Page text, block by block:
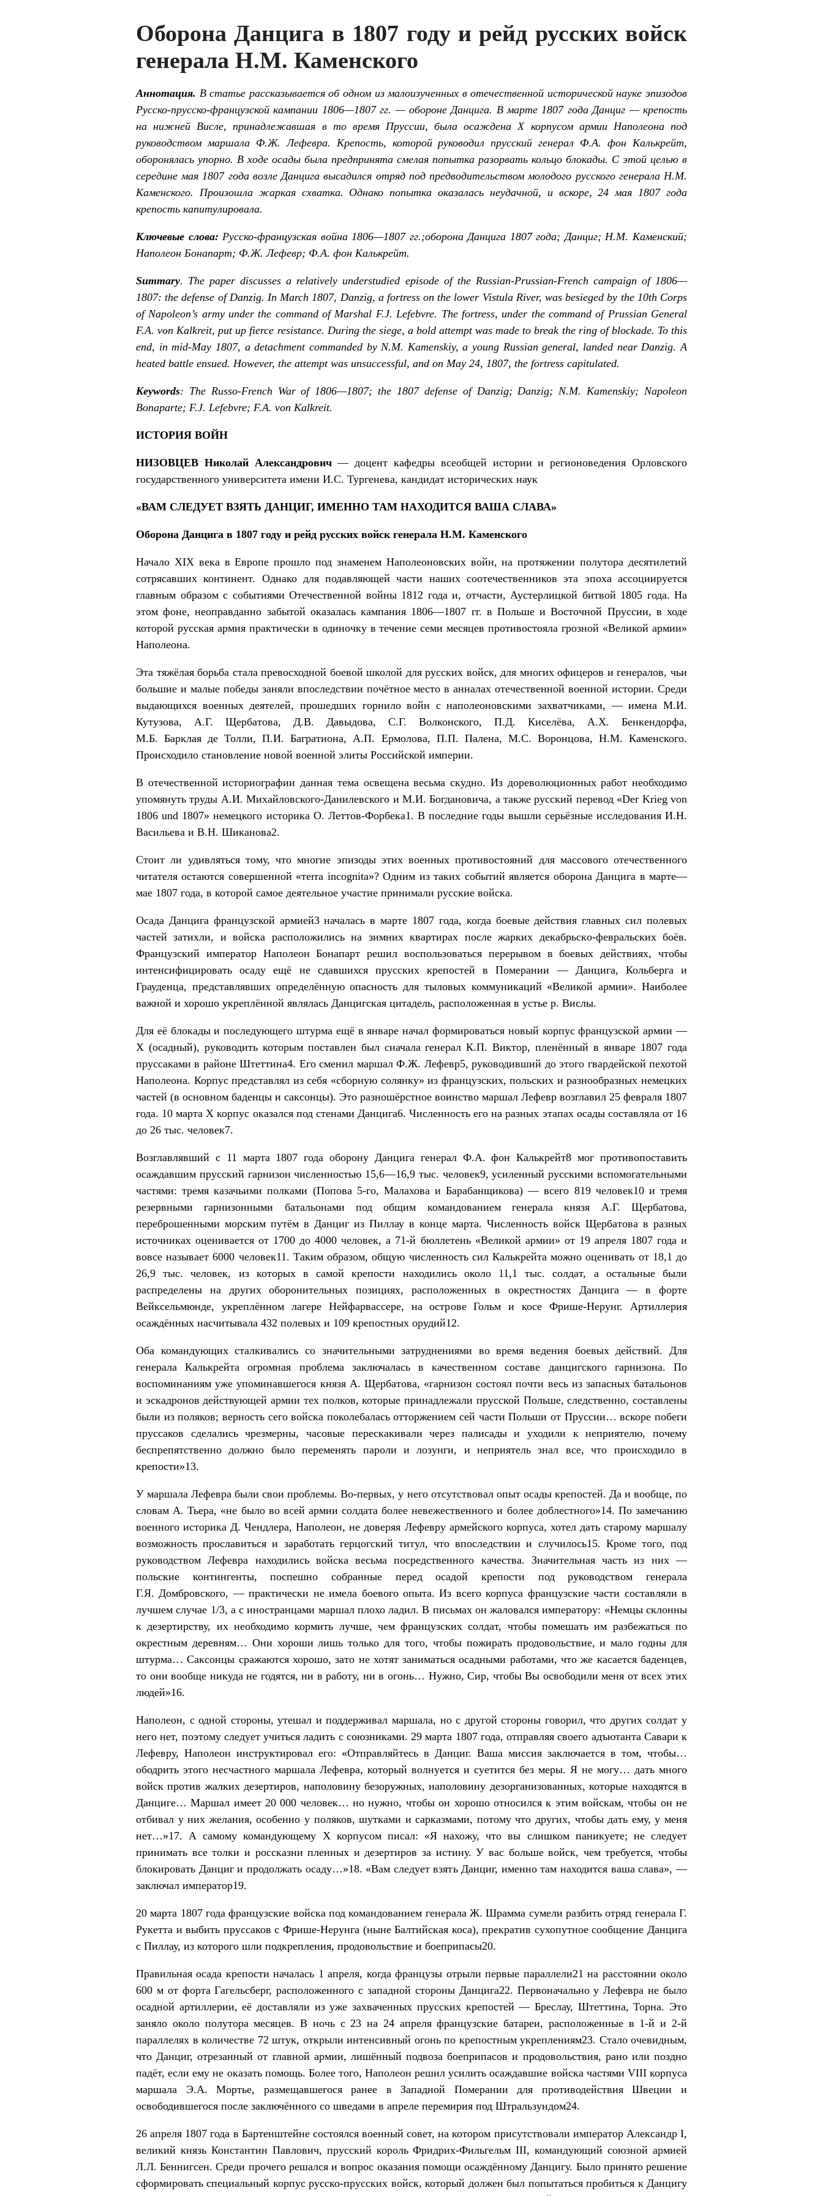
Оборона Данцига в 1807 году и рейд русских войск
генерала Н.М. Каменского
Аннотация. В статье рассказывается об одном из малоизученных в отечественной исторической науке эпизодов
Русско-прусско-французской кампании 1806—1807 гг. — обороне Данцига. В марте 1807 года Данциг — крепость
на нижней Висле, принадлежавшая в то время Пруссии, была осаждена Xкорпусом армии Наполеона под
руководством маршала Ф.Ж. Лефевра. Крепость, которой руководил прусский генерал Ф.А. фон Калькрейт,
оборонялась упорно. В ходе осады была предпринята смелая попытка разорвать кольцо блокады. С этой целью в
середине мая 1807 года возле Данцига высадился отряд под предводительством молодого русского генерала Н.М.
Каменского. Произошла жаркая схватка. Однако попытка оказалась неудачной, и вскоре, 24 мая 1807 года
крепость капитулировала.
Ключевые слова: Русско-французская война 1806—1807 гг.;оборона Данцига 1807 года; Данциг; Н.М. Каменский;
Наполеон Бонапарт; Ф.Ж. Лефевр; Ф.А. фон Калькрейт.
Summary. The paper discusses a relatively understudied episode of the Russian-Prussian-French campaign of 1806—
1807: the defense of Danzig. In March 1807, Danzig, a fortress on the lower Vistula River, was besieged by the 10th Corps
of Napoleon’s army under the command of Marshal F.J. Lefebvre. The fortress, under the command of Prussian General
F.A. von Kalkreit, put up fierce resistance. During the siege, a bold attempt was made to break the ring of blockade. To this
end, in mid-May 1807, a detachment commanded by N.M. Kamenskiy, a young Russian general, landed near Danzig. A
heated battle ensued. However, the attempt was unsuccessful, and on May 24, 1807, the fortress capitulated.
Keywords: The Russo-French War of 1806—1807; the 1807 defense of Danzig; Danzig; N.M. Kamenskiy; Napoleon
Bonaparte; F.J. Lefebvre; F.A. von Kalkreit.
ИСТОРИЯ ВОЙН
НИЗОВЦЕВ Николай Александрович— доцент кафедры всеобщей истории и регионоведения Орловского
государственного университета имени И.С. Тургенева, кандидат исторических наук
«ВАМ СЛЕДУЕТ ВЗЯТЬ ДАНЦИГ, ИМЕННО ТАМ НАХОДИТСЯ ВАША СЛАВА»
Оборона Данцига в 1807 году и рейд русских войск генерала Н.М. Каменского
Начало XIX века в Европе прошло под знаменем Наполеоновских войн, на протяжении полутора десятилетий
сотрясавших континент. Однако для подавляющей части наших соотечественников эта эпоха ассоциируется
главным образом с событиями Отечественной войны 1812 года и, отчасти, Аустерлицкой битвой 1805 года. На
этом фоне, неоправданно забытой оказалась кампания 1806—1807 гг. в Польше и Восточной Пруссии, в ходе
которой русская армия практически в одиночку в течение семи месяцев противостояла грозной «Великой армии»
Наполеона.
Эта тяжёлая борьба стала превосходной боевой школой для русских войск, для многих офицеров и генералов, чьи
большие и малые победы заняли впоследствии почётное место в анналах отечественной военной истории. Среди
выдающихся военных деятелей, прошедших горнило войн с наполеоновскими захватчиками, — имена М.И.
Кутузова, А.Г. Щербатова, Д.В. Давыдова, С.Г. Волконского, П.Д. Киселёва, А.Х. Бенкендорфа,
М.Б. Барклая де Толли, П.И. Багратиона, А.П. Ермолова, П.П. Палена, М.С. Воронцова, Н.М. Каменского.
Происходило становление новой военной элиты Российской империи.
В отечественной историографии данная тема освещена весьма скудно. Из дореволюционных работ необходимо
упомянуть труды А.И. Михайловского-Данилевского и М.И. Богдановича, а также русский перевод «Der Krieg von
1806 und 1807» немецкого историка О. Леттов-Форбека1. В последние годы вышли серьёзные исследования И.Н.
Васильева и В.Н. Шиканова2.
Стоит ли удивляться тому, что многие эпизоды этих военных противостояний для массового отечественного
читателя остаются совершенной «тerrа incognita»? Одним из таких событий является оборона Данцига в марте—
мае 1807 года, в которой самое деятельное участие принимали русские войска.
Осада Данцига французской армией3 началась в марте 1807 года, когда боевые действия главных сил полевых
частей затихли, и войска расположились на зимних квартирах после жарких декабрьскo-февральских боёв.
Французский император Наполеон Бонапарт решил воспользоваться перерывом в боевых действиях, чтобы
интенсифицировать осаду ещё не сдавшихся прусских крепостей в Померании — Данцига, Кольберга и
Грауденца, представлявших определённую опасность для тыловых коммуникаций «Великой армии». Наиболее
важной и хорошо укреплённой являлась Данцигская цитадель, расположенная в устье р. Вислы.
Для её блокады и последующего штурма ещё в январе начал формироваться новый корпус французской армии —
X (осадный), руководить которым поставлен был сначала генерал К.П. Виктор, пленённый в январе 1807 года
пруссаками в районе Штеттина4. Его сменил маршал Ф.Ж. Лефевр5, руководивший до этого гвардейской пехотой
Наполеона. Корпус представлял из себя «сборную солянку» из французских, польских и разнообразных немецких
частей (в основном баденцы и саксонцы). Это разношёрстное воинство маршал Лефевр возглавил 25 февраля 1807
года. 10 марта Х корпус оказался под стенами Данцига6. Численность его на разных этапах осады составляла от 16
до 26 тыс. человек7.
Возглавлявший с 11 марта 1807 года оборону Данцига генерал Ф.А. фон Калькрейт8 мог противопоставить
осаждавшим прусский гарнизон численностью 15,6—16,9 тыс. человек9, усиленный русскими вспомогательными
частями: тремя казачьими полками (Попова 5-го, Малахова и Барабанщикова) — всего 819 человек10 и тремя
резервными гарнизонными батальонами под общим командованием генерала князя А.Г. Щербатова,
переброшенными морским путём в Данциг из Пиллау в конце марта. Численность войск Щербатова в разных
источниках оценивается от 1700 до 4000 человек, а 71-й бюллетень «Великой армии» от 19 апреля 1807 года и
вовсе называет 6000 человек11. Таким образом, общую численность сил Калькрейта можно оценивать от 18,1 до
26,9 тыс. человек, из которых в самой крепости находились около 11,1 тыс. солдат, а остальные были
распределены на других оборонительных позициях, расположенных в окрестностях Данцига — в форте
Вейксельмюнде, укреплённом лагере Нейфарвассере, на острове Гольм и косе Фрише-Нерунг. Артиллерия
осаждённых насчитывала 432 полевых и 109 крепостных орудий12.
Оба командующих сталкивались со значительными затруднениями во время ведения боевых действий. Для
генерала Калькрейта огромная проблема заключалась в качественном составе данцигского гарнизона. По
воспоминаниям уже упоминавшегося князя А. Щербатова, «гарнизон состоял почти весь из запасных батальонов
и эскадронов действующей армии тех полков, которые принадлежали прусской Польше, следственно, составлены
были из поляков; верность сего войска поколебалась отторжением сей части Польши от Пруссии… вскоре побеги
пруссаков сделались чрезмерны, часовые перескакивали через палисады и уходили к неприятелю, почему
беспрепятственно должно было переменять пароли и лозунги, и неприятель знал все, что происходило в
крепости»13.
У маршала Лефевра были свои проблемы. Во-первых, у него отсутствовал опыт осады крепостей. Да и вообще, по
словам А. Тьера, «не было во всей армии солдата более невежественного и более доблестного»14. По замечанию
военного историка Д. Чендлера, Наполеон, не доверяя Лефевру армейского корпуса, хотел дать старому маршалу
возможность прославиться и заработать герцогский титул, что впоследствии и случилось15. Кроме того, под
руководством Лефевра находились войска весьма посредственного качества. Значительная часть из них —
польские контингенты, поспешно собранные перед осадой крепости под руководством генерала
Г.Я. Домбровского, — практически не имела боевого опыта. Из всего корпуса французские части составляли в
лучшем случае 1/3, а с иностранцами маршал плохо ладил. В письмах он жаловался императору: «Немцы склонны
к дезертирству, их необходимо кормить лучше, чем французских солдат, чтобы помешать им разбежаться по
окрестным деревням… Они хороши лишь только для того, чтобы пожирать продовольствие, и мало годны для
штурма… Саксонцы сражаются хорошо, зато не хотят заниматься осадными работами, что же касается баденцев,
то они вообще никуда не годятся, ни в работу, ни в огонь… Нужно, Сир, чтобы Вы освободили меня от всех этих
людей»16.
Наполеон, с одной стороны, утешал и поддерживал маршала, но с другой стороны говорил, что других солдат у
него нет, поэтому следует учиться ладить с союзниками. 29 марта 1807 года, отправляя своего адъютанта Савари к
Лефевру, Наполеон инструктировал его: «Отправляйтесь в Данциг. Ваша миссия заключается в том, чтобы…
ободрить этого несчастного маршала Лефевра, который волнуется и суетится без меры. Я не могу… дать много
войск против жалких дезертиров, наполовину безоружных, наполовину дезорганизованных, которые находятся в
Данциге… Маршал имеет 20 000 человек… но нужно, чтобы он хорошо относился к этим войскам, чтобы он не
отбивал у них желания, особенно у поляков, шутками и сарказмами, потому что других, чтобы дать ему, у меня
нет…»17. А самому командующему X корпусом писал: «Я нахожу, что вы слишком паникуете; не следует
принимать все толки и россказни пленных и дезертиров за истину. У вас больше войск, чем требуется, чтобы
блокировать Данциг и продолжать осаду…»18. «Вам следует взять Данциг, именно там находится ваша слава», —
заключал император19.
20 марта 1807 года французские войска под командованием генерала Ж. Шрамма сумели разбить отряд генерала Г.
Рукетта и выбить пруссаков с Фрише-Нерунга (ныне Балтийская коса), прекратив сухопутное сообщение Данцига
с Пиллау, из которого шли подкрепления, продовольствие и боеприпасы20.
Правильная осада крепости началась 1 апреля, когда французы отрыли первые параллели21 на расстоянии около
600 м от форта Гагельсберг, расположенного с западной стороны Данцига22. Первоначально у Лефевра не было
осадной артиллерии, её доставляли из уже захваченных прусских крепостей — Бреслау, Штеттина, Торна. Это
заняло около полутора месяцев. В ночь с 23 на 24 апреля французские батареи, расположенные в 1-й и 2-й
параллелях в количестве 72 штук, открыли интенсивный огонь по крепостным укреплениям23. Стало очевидным,
что Данциг, отрезанный от главной армии, лишённый подвоза боеприпасов и продовольствия, рано или поздно
падёт, если ему не оказать помощь. Более того, Наполеон решил усилить осаждавшие войска частями VIII корпуса
маршала Э.А. Мортье, размещавшегося ранее в Западной Померании для противодействия Швеции и
освободившегося после заключённого со шведами в апреле перемирия под Штральзундом24.
26 апреля 1807 года в Бартенштейне состоялся военный совет, на котором присутствовали император Александр I,
великий князь Константин Павлович, прусский король Фридрих-Фильгельм III, командующий союзной армией
Л.Л. Беннигсен. Среди прочего решался и вопрос оказания помощи осаждённому Данцигу. Было принято решение
сформировать специальный корпус русско-прусских войск, который должен был попытаться пробиться к Данцигу